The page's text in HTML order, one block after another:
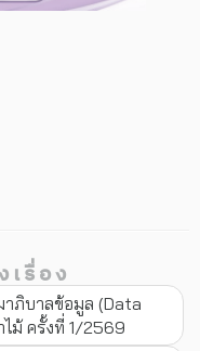
เรื่อง
ภิบาลข้อมูล (Data
ม้ ครั้งที่ 1/2569